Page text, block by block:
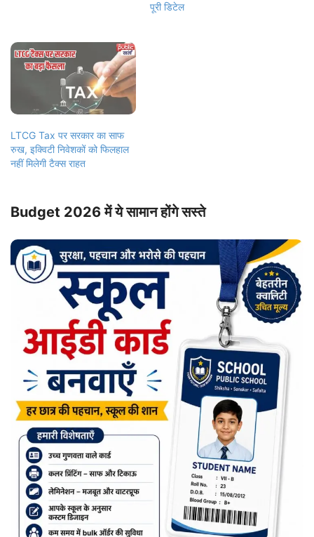
पूरी डिटेल
LTCG Tax पर सरकार का साफ
रुख, इक्विटी निवेशकों को फिलहाल
नहीं मिलेगी टैक्स राहत
Budget 2026 में ये सामान होंगे सस्ते